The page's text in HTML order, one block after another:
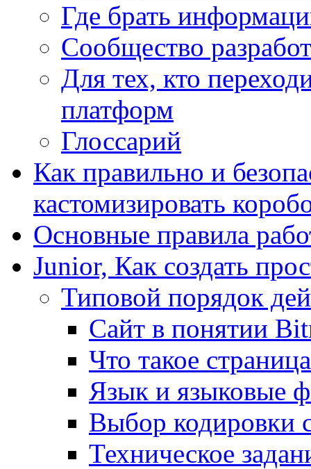
Где брать
Сообщество
Для тех, кто
платформ
Глоссарий
Как правильно и
кастомизировать
Основные правила
Junior, Как создать
Типовой порядок
Сайт в понятии
Что такое страница
Язык и языковые
Выбор кодировки
Техническое